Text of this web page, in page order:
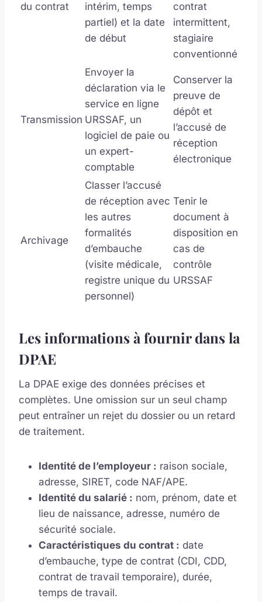
du contrat
intérim, temps
partiel) et la date
de début
contrat
intermittent,
stagiaire
conventionné
Transmission
Envoyer la
déclaration via le
service en ligne
URSSAF, un
logiciel de paie ou
un expert-
comptable
Conserver la
preuve de
dépôt et
l’accusé de
réception
électronique
Archivage
Classer l’accusé
de réception avec
les autres
formalités
d’embauche
(visite médicale,
registre unique du
personnel)
Tenir le
document à
disposition en
cas de
contrôle
URSSAF
Les informations à fournir dans la
DPAE
La DPAE exige des données précises et
complètes. Une omission sur un seul champ
peut entraîner un rejet du dossier ou un retard
de traitement.
Identité de l’employeur : raison sociale,
adresse, SIRET, code NAF/APE.
Identité du salarié : nom, prénom, date et
lieu de naissance, adresse, numéro de
sécurité sociale.
Caractéristiques du contrat : date
d’embauche, type de contrat (CDI, CDD,
contrat de travail temporaire), durée,
temps de travail.